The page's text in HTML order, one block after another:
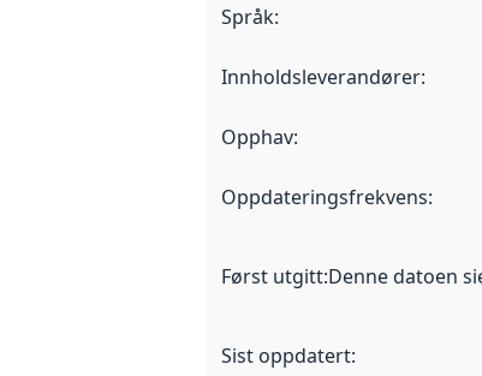
Språk:
Innholdsleverandører:
Opphav:
Oppdateringsfrekvens:
Først utgitt:Denne datoen
Sist oppdatert: